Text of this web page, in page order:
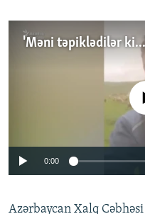
No media
0:00
Azərbaycan Xalq